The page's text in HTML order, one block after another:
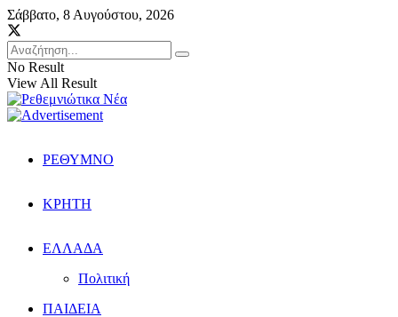
Σάββατο, 8 Αυγούστου, 2026
No Result
View All Result
ΡΕΘΥΜΝΟ
ΚΡΗΤΗ
ΕΛΛΑΔΑ
Πολιτική
ΠΑΙΔΕΙΑ